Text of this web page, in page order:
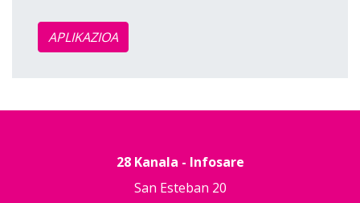
APLIKAZIOA
28 Kanala - Infosare
San Esteban 20